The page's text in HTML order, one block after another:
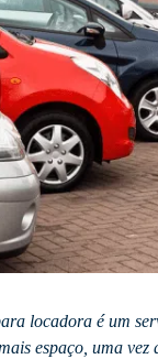
locadora é um
espaço, uma